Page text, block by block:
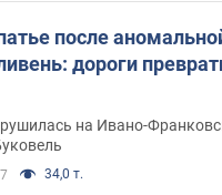
после
дороги
на Ивано-
34,0 т.